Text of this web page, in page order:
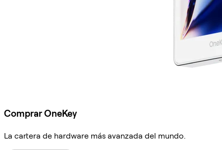
Comprar OneKey
La cartera de hardware más avanzada del mundo.